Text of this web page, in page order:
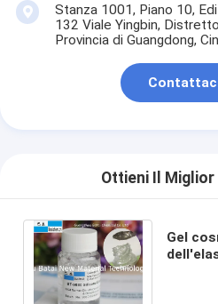
Stanza 1001, Piano 10,
132 Viale Yingbin,
Provincia di Guangdong,
Ottieni Il Miglior
Gel